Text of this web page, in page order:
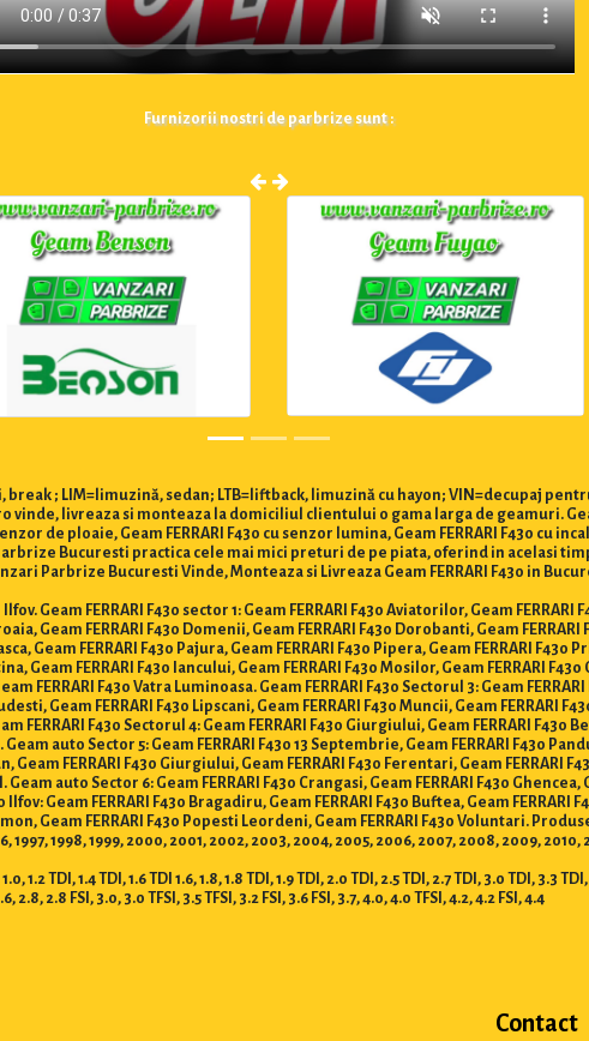
Furnizorii nostri de parbrize sunt :
break ; LIM=limuzină, sedan; LTB=liftback, limuzină cu hayon; VIN=decupaj
vinde, livreaza si monteaza la domiciliul clientului o gama larga de geamuri.
de ploaie, Geam FERRARI F430 cu senzor lumina, Geam FERRARI F430 cu
Parbrize Bucuresti practica cele mai mici preturi de pe piata, oferind in acelasi
Parbrize Bucuresti Vinde, Monteaza si Livreaza Geam FERRARI F430 in
FERRARI F430 sector 1: Geam FERRARI F430 Aviatorilor, Geam FERRARI
Geam FERRARI F430 Domenii, Geam FERRARI F430 Dorobanti, Geam
Geam FERRARI F430 Pajura, Geam FERRARI F430 Pipera, Geam FERRARI F430
Geam FERRARI F430 Iancului, Geam FERRARI F430 Mosilor, Geam FERRARI
FERRARI F430 Vatra Luminoasa. Geam FERRARI F430 Sectorul 3: Geam
Geam FERRARI F430 Lipscani, Geam FERRARI F430 Muncii, Geam FERRARI
FERRARI F430 Sectorul 4: Geam FERRARI F430 Giurgiului, Geam FERRARI F430
auto Sector 5: Geam FERRARI F430 13 Septembrie, Geam FERRARI F430
Geam FERRARI F430 Giurgiului, Geam FERRARI F430 Ferentari, Geam FERRARI
auto Sector 6: Geam FERRARI F430 Crangasi, Geam FERRARI F430 Ghencea,
Geam FERRARI F430 Bragadiru, Geam FERRARI F430 Buftea, Geam FERRARI
Geam FERRARI F430 Popesti Leordeni, Geam FERRARI F430 Voluntari.
1997, 1998, 1999, 2000, 2001, 2002, 2003, 2004, 2005, 2006, 2007, 2008, 2009, 2010,
1.4 TDI, 1.6 TDI 1.6, 1.8, 1.8 TDI, 1.9 TDI, 2.0 TDI, 2.5 TDI, 2.7 TDI, 3.0 TDI, 3.3 TDI,
2.8, 2.8 FSI, 3.0, 3.0 TFSI, 3.5 TFSI, 3.2 FSI, 3.6 FSI, 3.7, 4.0, 4.0 TFSI, 4.2, 4.2 FSI, 4.4
Contact